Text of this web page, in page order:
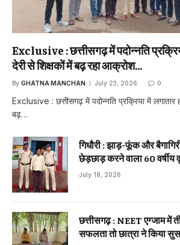
Exclusive : छत्तीसगढ़ में पदोन्नति
देरी से शिक्षकों में बढ़ रहा आक्रोश…
By GHATNA MANCHAN July 23, 2026 0
Exclusive : छत्तीसगढ़ में पदोन्नति प्रक्रिया में लगातार
बढ़…
गिधौरी : झाड़-फूंक और
छेड़छाड़ करने वाला 60 वर्षीय
July 18, 2026
छत्तीसगढ़ : NEET एग्जाम में
सफलता तो छात्रा ने किया